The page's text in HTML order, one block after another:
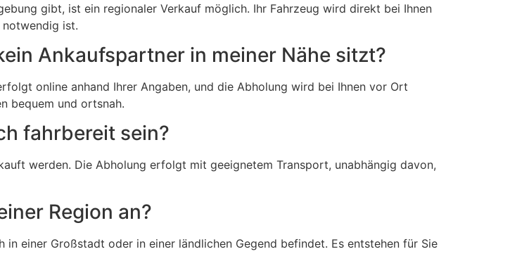
gibt, ist ein regionaler Verkauf möglich. Ihr Fahrzeug wird direkt bei Ihnen
notwendig ist.
Ankaufspartner in meiner Nähe sitzt?
online anhand Ihrer Angaben, und die Abholung wird bei Ihnen vor Ort
bequem und ortsnah.
fahrbereit sein?
werden. Die Abholung erfolgt mit geeignetem Transport, unabhängig davon,
Region an?
einer Großstadt oder in einer ländlichen Gegend befindet. Es entstehen für Sie